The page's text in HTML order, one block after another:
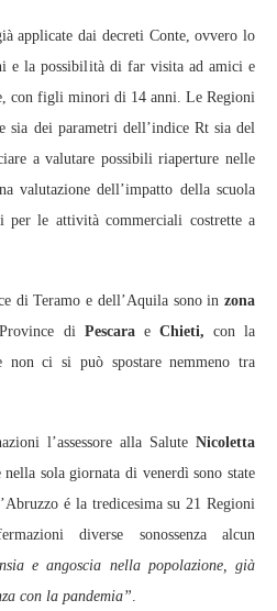
applicate dai decreti Conte, ovvero lo
e la possibilità di far visita ad amici e
con figli minori di 14 anni. Le Regioni
sia dei parametri dell’indice Rt sia del
a valutare possibili riaperture nelle
valutazione dell’impatto della scuola
per le attività commerciali costrette a
di Teramo e dell’Aquila sono in zona
di Pescarae Chieti, con la
non ci si può spostare nemmeno tra
l’assessore alla Salute Nicoletta
sola giornata di venerdì sono state
é la tredicesima su 21 Regioni
diverse sonossenza alcun
e angoscia nella popolazione, già
con la pandemia”.